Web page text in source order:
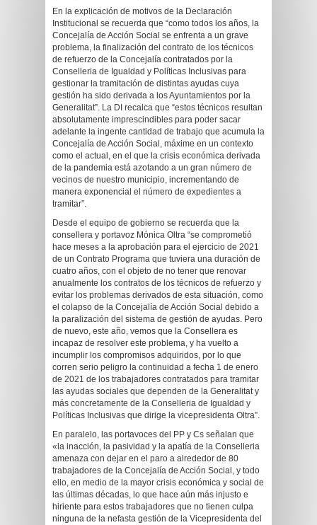
En la explicación de motivos de la Declaración
Institucional se recuerda que “como todos los años, la
Concejalía de Acción Social se enfrenta a un grave
problema, la finalización del contrato de los técnicos
de refuerzo de la Concejalía contratados por la
Conselleria de Igualdad y Políticas Inclusivas para
gestionar la tramitación de distintas ayudas cuya
gestión ha sido derivada a los Ayuntamientos por la
Generalitat”. La DI recalca que “estos técnicos resultan
absolutamente imprescindibles para poder sacar
adelante la ingente cantidad de trabajo que acumula la
Concejalía de Acción Social, máxime en un contexto
como el actual, en el que la crisis económica derivada
de la pandemia está azotando a un gran número de
vecinos de nuestro municipio, incrementando de
manera exponencial el número de expedientes a
tramitar”.
Desde el equipo de gobierno se recuerda que la
consellera y portavoz Mónica Oltra “se comprometió
hace meses a la aprobación para el ejercicio de 2021
de un Contrato Programa que tuviera una duración de
cuatro años, con el objeto de no tener que renovar
anualmente los contratos de los técnicos de refuerzo y
evitar los problemas derivados de esta situación, como
el colapso de la Concejalía de Acción Social debido a
la paralización del sistema de gestión de ayudas. Pero
de nuevo, este año, vemos que la Consellera es
incapaz de resolver este problema, y ha vuelto a
incumplir los compromisos adquiridos, por lo que
corren serio peligro la continuidad a fecha 1 de enero
de 2021 de los trabajadores contratados para tramitar
las ayudas sociales que dependen de la Generalitat y
más concretamente de la Conselleria de Igualdad y
Políticas Inclusivas que dirige la vicepresidenta Oltra”.
En paralelo, las portavoces del PP y Cs señalan que
«la inacción, la pasividad y la apatía de la Conselleria
amenaza con dejar en el paro a alrededor de 80
trabajadores de la Concejalía de Acción Social, y todo
ello, en medio de la mayor crisis económica y social de
las últimas décadas, lo que hace aún más injusto e
hiriente para estos trabajadores que no tienen culpa
ninguna de la nefasta gestión de la Vicepresidenta del